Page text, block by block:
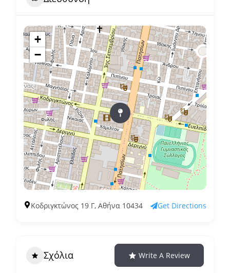
+
−
Κοδριγκτώνος 19 Γ, Αθήνα 10434 Get Directions
Σχόλια Write A Review